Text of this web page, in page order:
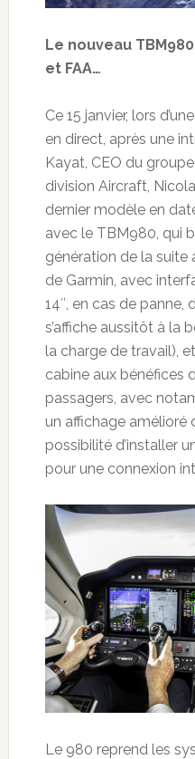
Le nouveau
et FAA…
Ce 15 janvier, lors
en direct, après une
Kayat, CEO du
division Aircraft,
dernier modèle en
avec le TBM980, qui
génération de la suite
de Garmin, avec
14″, en cas de panne,
s’affiche aussitôt à la
la charge de travail),
cabine aux bénéfices
passagers, avec
un affichage amélioré
possibilité d’installer
pour une connexion
Le 980 reprend les